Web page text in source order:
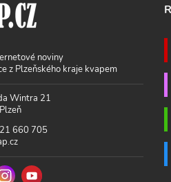
noviny
z Plzeňského kraje kvapem
Wintra 21
660 705